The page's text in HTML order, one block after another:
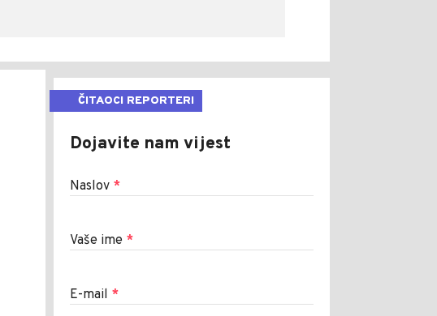
ČITAOCI REPORTERI
Dojavite nam vijest
Naslov *
Vaše ime *
E-mail *